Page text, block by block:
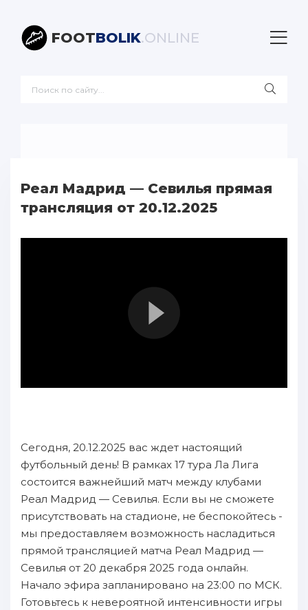
FOOTBOLIK.ONLINE
Реал Мадрид — Севилья прямая
трансляция от 20.12.2025
Сегодня, 20.12.2025 вас ждет настоящий
футбольный день! В рамках 17 тура Ла Лига
состоится важнейший матч между клубами
Реал Мадрид — Севилья. Если вы не сможете
присутствовать на стадионе, не беспокойтесь -
мы предоставляем возможность насладиться
прямой трансляцией матча Реал Мадрид —
Севилья от 20 декабря 2025 года онлайн.
Начало эфира запланировано на 23:00 по МСК.
Готовьтесь к невероятной интенсивности игры